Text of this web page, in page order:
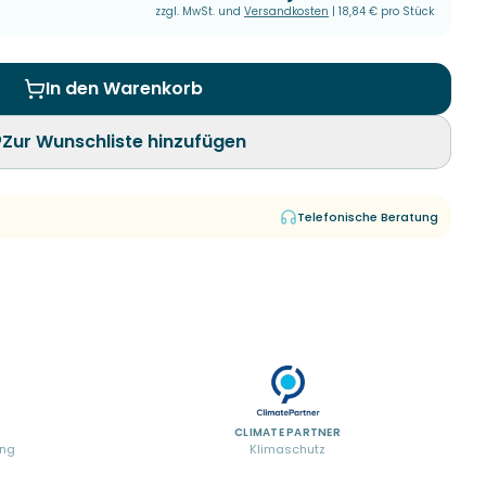
zzgl. MwSt. und Versandkosten | 18,84 € pro Stück
In den Warenkorb
Zur Wunschliste hinzufügen
Telefonische Beratung
CLIMATE PARTNER
Klimaschutz